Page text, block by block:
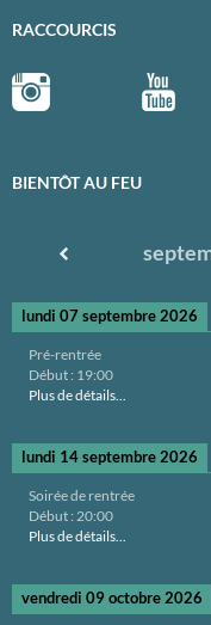
RACCOURCIS
BIENTÔT AU FEU
lundi 07 septembre 2026
Pré-rentrée
Début : 19:00
Plus de détails...
lundi 14 septembre 2026
Soirée de rentrée
Début : 20:00
Plus de détails...
vendredi 09 octobre 2026